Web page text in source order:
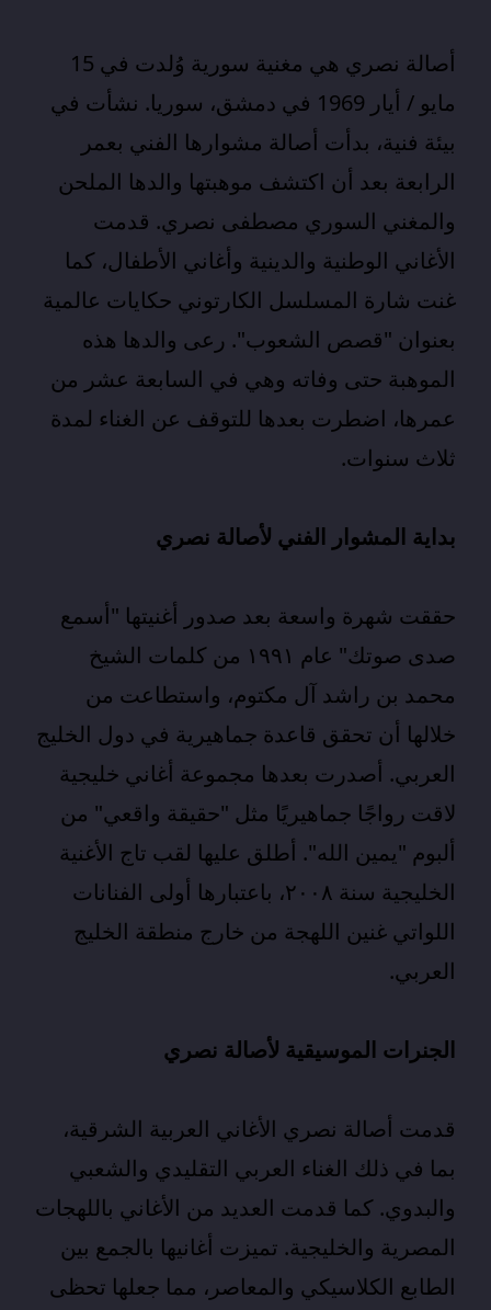
أصالة نصري
هي مغنية سورية وُلدت في 15
مايو / أيار 1969 في دمشق، سوريا. نشأت في
بيئة فنية، بدأت أصالة مشوارها الفني بعمر
الرابعة بعد أن اكتشف موهبتها والدها الملحن
والمغني السوري مصطفى نصري. قدمت
الأغاني الوطنية والدينية وأغاني الأطفال، كما
غنت شارة المسلسل الكارتوني حكايات عالمية
بعنوان "قصص الشعوب". رعى والدها هذه
الموهبة حتى وفاته وهي في السابعة عشر من
عمرها، اضطرت بعدها للتوقف عن الغناء لمدة
ثلاث سنوات.
بداية المشوار الفني لأصالة نصري
حققت شهرة واسعة بعد صدور أغنيتها "أسمع
صدى صوتك" عام ١٩٩١ من كلمات الشيخ
محمد بن راشد آل مكتوم، واستطاعت من
خلالها أن تحقق قاعدة جماهيرية في دول الخليج
العربي. أصدرت بعدها مجموعة أغاني خليجية
لاقت رواجًا جماهيريًا مثل "حقيقة واقعي" من
ألبوم "يمين الله". أطلق عليها لقب تاج الأغنية
الخليجية سنة ٢٠٠٨، باعتبارها أولى الفنانات
اللواتي غنين اللهجة من خارج منطقة الخليج
العربي.
الجنرات الموسيقية لأصالة نصري
قدمت أصالة نصري الأغاني العربية الشرقية،
بما في ذلك الغناء العربي التقليدي والشعبي
والبدوي. كما قدمت العديد من الأغاني باللهجات
المصرية والخليجية. تميزت أغانيها بالجمع بين
الطابع الكلاسيكي والمعاصر، مما جعلها تحظى